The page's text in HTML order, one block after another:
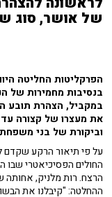
של אושר, סוג
הפרקליטות החליטה
בנסיבות מחמירות של
במקביל, הצהרת תובע
את מעצרו של קצורה
וביקורת של בני
החולים הפסיכיאטרי שבו
הרצח. רות מלניק, אחותה
ההחלטה: "קיבלנו את